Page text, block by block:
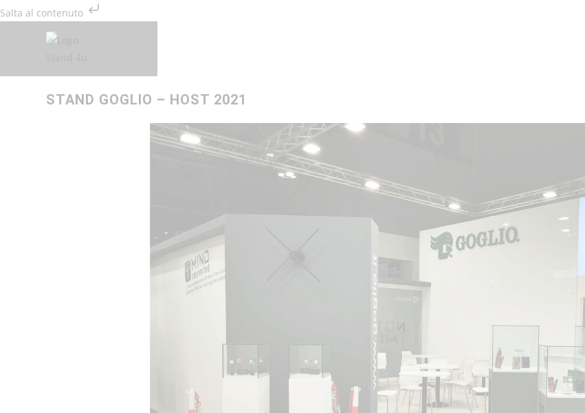
Salta al contenuto
STAND GOGLIO – HOST 2021